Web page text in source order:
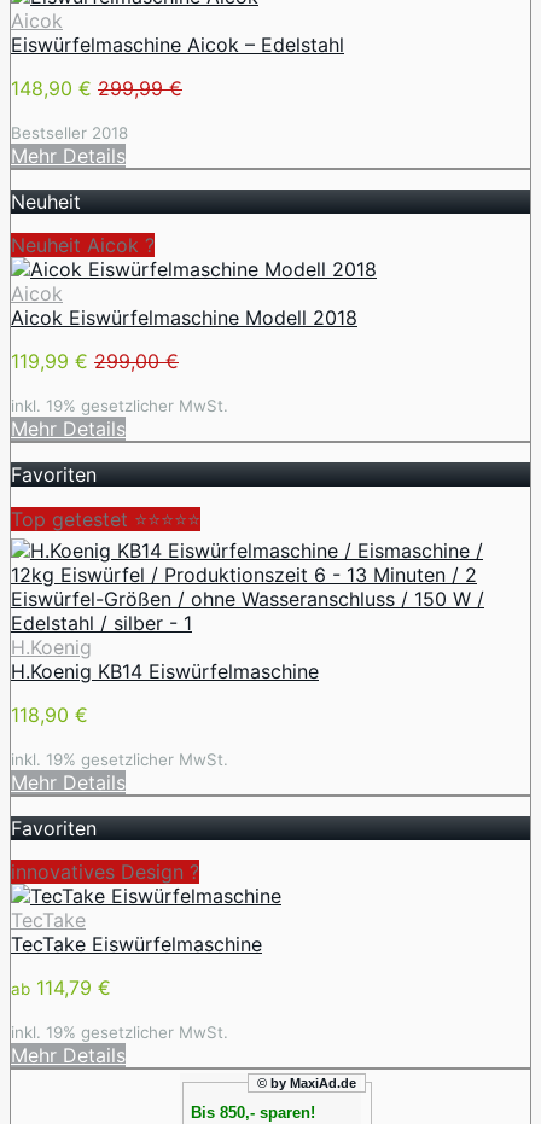
Aicok
Eiswürfelmaschine Aicok – Edelstahl
148,90 € 299,99 €
Bestseller 2018
Mehr Details
Neuheit
Neuheit Aicok ?
Aicok
Aicok Eiswürfelmaschine Modell 2018
119,99 € 299,00 €
inkl. 19% gesetzlicher MwSt.
Mehr Details
Favoriten
Top getestet ⭐⭐⭐⭐⭐
H.Koenig
H.Koenig KB14 Eiswürfelmaschine
118,90 €
inkl. 19% gesetzlicher MwSt.
Mehr Details
Favoriten
innovatives Design ️?
TecTake
TecTake Eiswürfelmaschine
ab 114,79 €
inkl. 19% gesetzlicher MwSt.
Mehr Details
© by MaxiAd.de
Bis 850,- sparen!